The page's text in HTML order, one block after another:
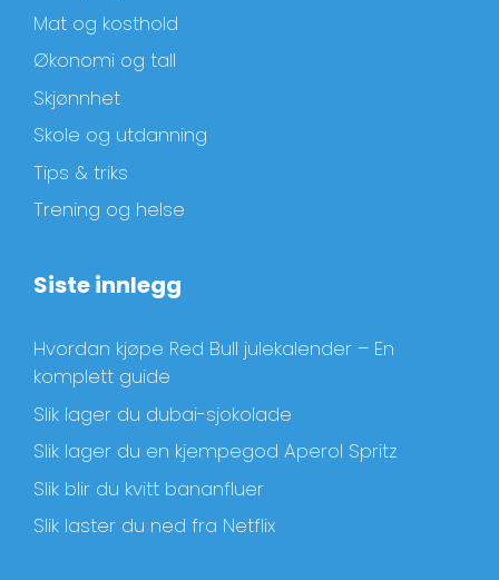
Mat og kosthold
Økonomi og tall
Skjønnhet
Skole og utdanning
Tips & triks
Trening og helse
Siste innlegg
Hvordan kjøpe Red Bull julekalender – En
komplett guide
Slik lager du dubai-sjokolade
Slik lager du en kjempegod Aperol Spritz
Slik blir du kvitt bananfluer
Slik laster du ned fra Netflix